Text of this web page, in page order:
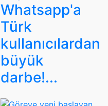
Whatsapp'a
Türk
kullanıcılardan
büyük
darbe!...